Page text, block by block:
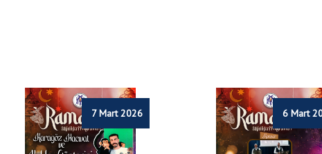
7 Mart 2026 6 Mart